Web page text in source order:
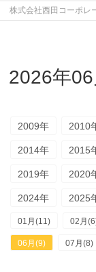
株式会社西田コーポレ
2026年06
2009年 2010
2014年 2015
2019年 2020
2024年 2025
01月(11) 02月
06月(9) 07月(8)